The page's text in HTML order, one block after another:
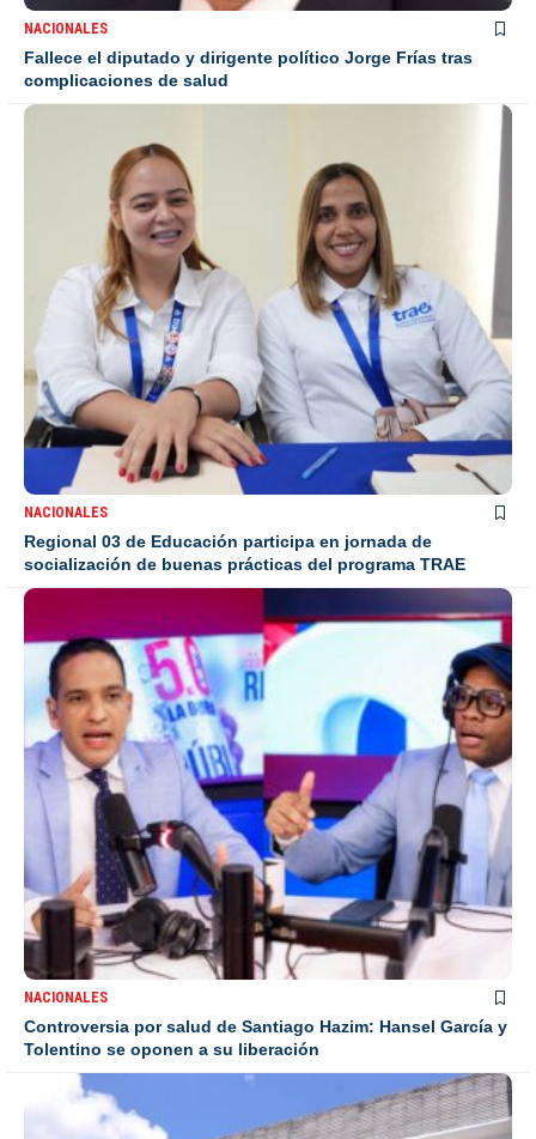
NACIONALES
Fallece el diputado y dirigente político Jorge Frías tras
complicaciones de salud
NACIONALES
Regional 03 de Educación participa en jornada de
socialización de buenas prácticas del programa TRAE
NACIONALES
Controversia por salud de Santiago Hazim: Hansel García y
Tolentino se oponen a su liberación